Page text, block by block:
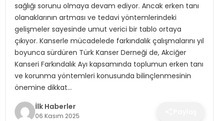
MAGAZIN
SIYASET
SPOR
TEKNOLOJI
YAŞAM
sağlığı sorunu olmaya devam ediyor. Ancak erken tanı
olanaklarının artması ve tedavi yöntemlerindeki
gelişmeler sayesinde umut verici bir tablo ortaya
çıkıyor. Kanserle mücadelede farkındalık çalışmalarını yıl
boyunca sürdüren Türk Kanser Derneği de, Akciğer
Kanseri Farkındalık Ayı kapsamında toplumun erken tanı
ve korunma yöntemleri konusunda bilinçlenmesinin
önemine dikkat…
İlk Haberler
06 Kasım 2025